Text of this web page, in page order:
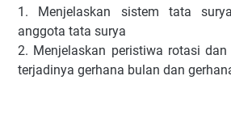
1.
Menjelaskan sistem tata
anggota tata surya
2. Menjelaskan peristiwa rotasi
terjadinya gerhana bulan dan